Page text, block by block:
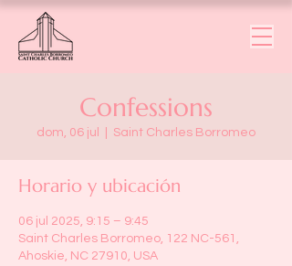
Confessions
dom, 06 jul Saint Charles Borromeo
Horario y ubicación
06 jul 2025, 9:15 – 9:45
Saint Charles Borromeo, 122 NC-561,
Ahoskie, NC 27910, USA